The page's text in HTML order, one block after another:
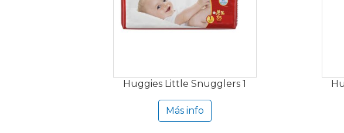
Huggies Little Snugglers 1
Más info